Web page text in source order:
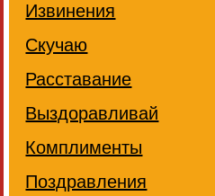
Извинения
Скучаю
Расставание
Выздоравливай
Комплименты
Поздравления